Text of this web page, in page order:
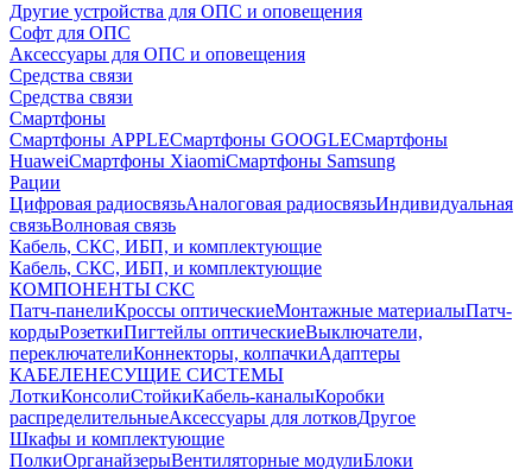
Другие устройства для ОПС и оповещения
Софт для ОПС
Аксессуары для ОПС и оповещения
Средства связи
Средства связи
Смартфоны
Смартфоны APPLEСмартфоны GOOGLEСмартфоны
HuaweiСмартфоны XiaomiСмартфоны Samsung
Рации
Цифровая радиосвязьАналоговая радиосвязьИндивидуальная
связьВолновая связь
Кабель, СКС, ИБП, и комплектующие
Кабель, СКС, ИБП, и комплектующие
КОМПОНЕНТЫ СКС
Патч-панелиКроссы оптическиеМонтажные материалыПатч-
кордыРозеткиПигтейлы оптическиеВыключатели,
переключателиКоннекторы, колпачкиАдаптеры
КАБЕЛЕНЕСУЩИЕ СИСТЕМЫ
ЛоткиКонсолиСтойкиКабель-каналыКоробки
распределительныеАксессуары для лотковДругое
Шкафы и комплектующие
ПолкиОрганайзерыВентиляторные модулиБлоки